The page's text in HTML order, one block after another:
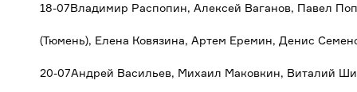
18-07Владимир Распопин, Алексей Ваганов, Павел
(Тюмень), Елена Ковязина, Артем Еремин, Денис
20-07Андрей Васильев, Михаил Маковкин, Виталий